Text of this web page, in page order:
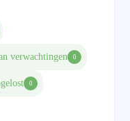
verwachtingen 0
0